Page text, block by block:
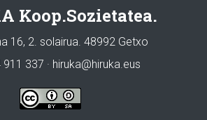
Koop.Sozietatea.
16, 2. solairua. 48992 Getxo
911 337 · hiruka@hiruka.eus